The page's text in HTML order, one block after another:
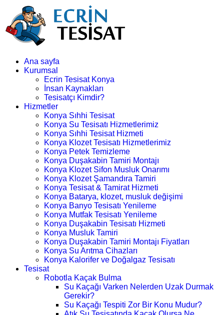
Ana sayfa
Kurumsal
Ecrin Tesisat Konya
İnsan Kaynakları
Tesisatçı Kimdir?
Hizmetler
Konya Sıhhi Tesisat
Konya Su Tesisatı Hizmetlerimiz
Konya Sıhhi Tesisat Hizmeti
Konya Klozet Tesisatı Hizmetlerimiz
Konya Petek Temizleme
Konya Duşakabin Tamiri Montajı
Konya Klozet Sifon Musluk Onarımı
Konya Klozet Şamandıra Tamiri
Konya Tesisat & Tamirat Hizmeti
Konya Batarya, klozet, musluk değişimi
Konya Banyo Tesisatı Yenileme
Konya Mutfak Tesisatı Yenileme
Konya Duşakabin Tesisatı Hizmeti
Konya Musluk Tamiri
Konya Duşakabin Tamiri Montajı Fiyatları
Konya Su Arıtma Cihazları
Konya Kalorifer ve Doğalgaz Tesisatı
Tesisat
Robotla Kaçak Bulma
Su Kaçağı Varken Nelerden Uzak Durmak
Gerekir?
Su Kaçağı Tespiti Zor Bir Konu Mudur?